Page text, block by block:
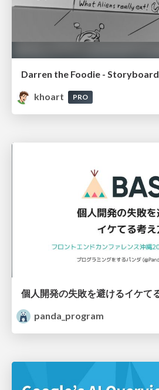
Darren the Foodie - Storyboard
khoart
PRO
panda_program